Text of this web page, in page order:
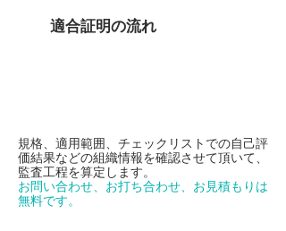
適合証明の流れ
規格、適用範囲、チェックリストでの自己評
価結果などの組織情報を確認させて頂いて、
監査工程を算定します。
お問い合わせ、お打ち合わせ、お見積もりは
無料です。